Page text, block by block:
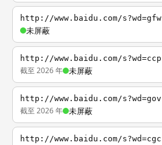
http://www.baidu.com/s?wd=gfw
未屏蔽
http://www.baidu.com/s?wd=ccp
截至 2026 年 未屏蔽
http://www.baidu.com/s?wd=gov
截至 2026 年 未屏蔽
http://www.baidu.com/s?wd=cgc